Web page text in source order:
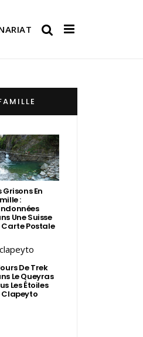
Grisons En
:
Une Suisse
Carte Postale
De Trek
Le Queyras
Les Étoiles
Clapeyto